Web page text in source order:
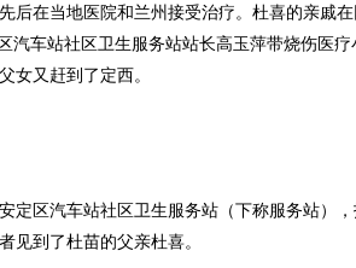
在当地医院和兰州接受治疗。杜喜的亲戚在
汽车站社区卫生服务站站长高玉萍带烧伤医疗
女又赶到了定西。
区汽车站社区卫生服务站（下称服务站），
见到了杜苗的父亲杜喜。